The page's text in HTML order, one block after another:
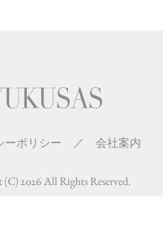
ーポリシー ／ 会社案内
2026 All Rights Reserved.